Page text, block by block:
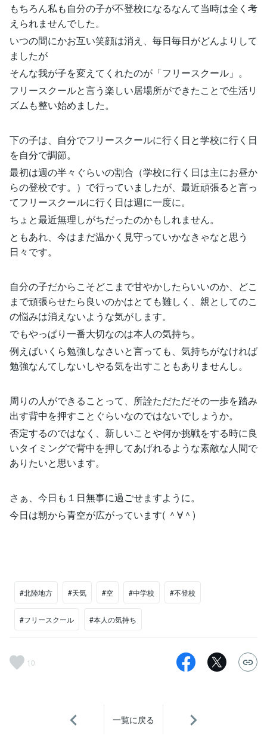
もちろん私も自分の子が不登校になるなんて当時は全く考
えられませんでした。
いつの間にかお互い笑顔は消え、毎日毎日がどんよりして
ましたが
そんな我が子を変えてくれたのが「フリースクール」。
フリースクールと言う楽しい居場所ができたことで生活リ
ズムも整い始めました。
下の子は、自分でフリースクールに行く日と学校に行く日
を自分で調節。
最初は週の半々ぐらいの割合（学校に行く日は主にお昼か
らの登校です。）で行っていましたが、最近頑張ると言っ
てフリースクールに行く日は週に一度に。
ちょと最近無理しがちだったのかもしれません。
ともあれ、今はまだ温かく見守っていかなきゃなと思う
日々です。
自分の子だからこそどこまで甘やかしたらいいのか、どこ
まで頑張らせたら良いのかはとても難しく、親としてのこ
の悩みは消えないような気がします。
でもやっぱり一番大切なのは本人の気持ち。
例えばいくら勉強しなさいと言っても、気持ちがなければ
勉強なんてしないしやる気を出すこともありませんし。
周りの人ができることって、所詮ただただその一歩を踏み
出す背中を押すことぐらいなのではないでしょうか。
否定するのではなく、新しいことや何か挑戦をする時に良
いタイミングで背中を押してあげれるような素敵な人間で
ありたいと思います。
さぁ、今日も１日無事に過ごせますように。
今日は朝から青空が広がっています( ＾∀＾)
#北陸地方 #天気 #空 #中学校 #不登校
#フリースクール #本人の気持ち
10
一覧に戻る